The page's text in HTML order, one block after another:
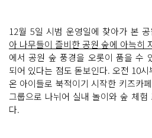
12월 5일 시범 운영일에 찾아가 본
아 나무들이 즐비한 공원 숲에 아늑히
에서 공원 숲 풍경을 오롯이 품을 수
되어 있다는 점도 돋보인다. 오전 10
온 아이들로 북적이기 시작한 키즈카
그룹으로 나뉘어 실내 놀이와 숲 체험
다.